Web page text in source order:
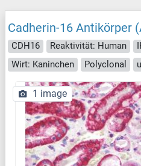
Cadherin-16 Antikörper
CDH16 Reaktivität: Human
Wirt: Kaninchen
Polyclonal
1 image